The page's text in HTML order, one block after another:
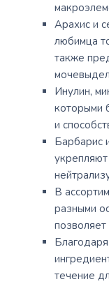
Арахис и
любимца
также
Инулин,
которыми
и
Барбарис
В
разными
течение